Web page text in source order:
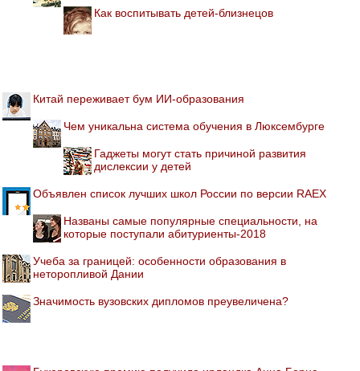
Как воспитывать детей-близнецов
Китай переживает бум ИИ-образования
Чем уникальна система обучения в Люксембурге
Гаджеты могут стать причиной развития
дислексии у детей
Объявлен список лучших школ России по версии RAEX
Названы самые популярные специальности, на
которые поступали абитуриенты-2018
Учеба за границей: особенности образования в
неторопливой Дании
Значимость вузовских дипломов преувеличена?